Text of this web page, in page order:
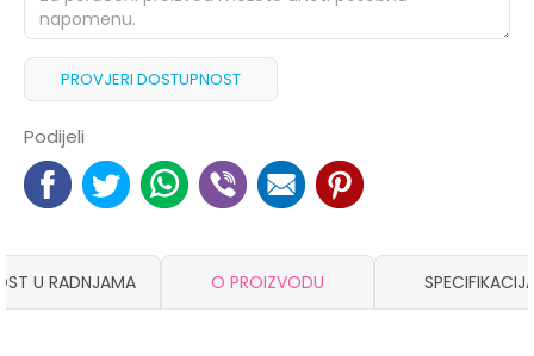
PROVJERI DOSTUPNOST
Podijeli
U RADNJAMA O PROIZVODU